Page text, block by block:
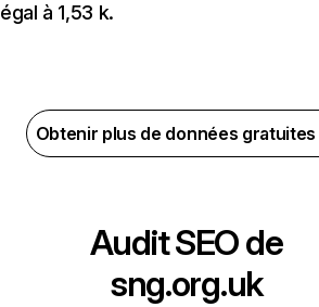
égal à 1,53 k.
Obtenir plus de données
Audit SEO de
sng.org.uk